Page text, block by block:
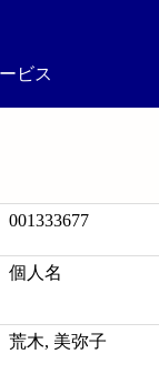
ビス
001333677
個人名
荒木, 美弥子